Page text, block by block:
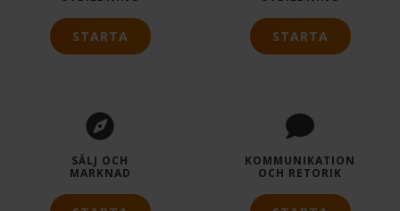
STARTA STARTA
SÄLJ OCH
MARKNAD
KOMMUNIKATION
OCH RETORIK